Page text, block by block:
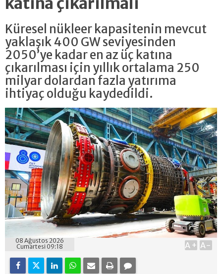
Küresel nükleer kapasitenin mevcut
yaklaşık 400 GW seviyesinden
2050’ye kadar en az üç katına
çıkarılması için yıllık ortalama 250
milyar dolardan fazla yatırıma
ihtiyaç olduğu kaydedildi.
08 Ağustos 2026
Cumartesi 09:18
A+ A-